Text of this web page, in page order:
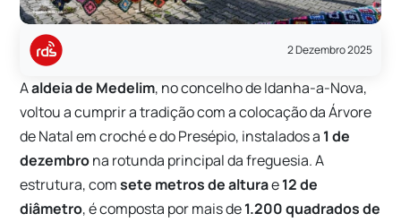
2 Dezembro 2025
Aaldeia de Medelim, no concelho de Idanha-a-Nova,
voltou a cumprir a tradição com a colocação da Árvore
de Natal em croché e do Presépio, instalados a 1 de
dezembrona rotunda principal da freguesia. A
estrutura, comsete metros de alturae12 de
diâmetro, é composta por mais de1.200 quadrados de